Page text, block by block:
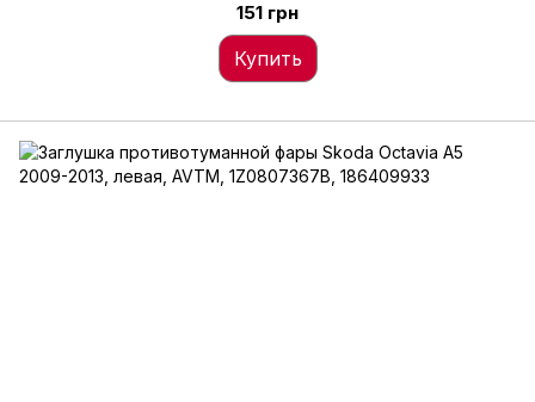
151 грн
Купить